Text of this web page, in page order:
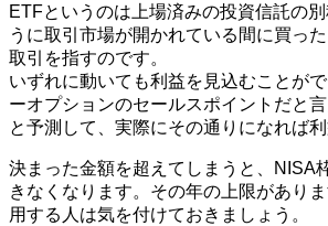
ETFというのは上場済みの投資信託の
うに取引市場が開かれている間に買っ
取引を指すのです。
いずれに動いても利益を見込むことが
ーオプションのセールスポイントだと
と予測して、実際にその通りになれば利
決まった金額を超えてしまうと、NISA
きなくなります。その年の上限があり
用する人は気を付けておきましょう。